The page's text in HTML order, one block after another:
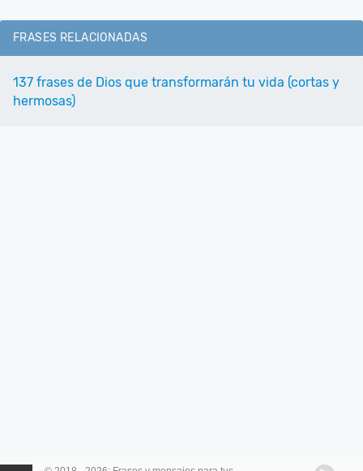
FRASES RELACIONADAS
137 frases de Dios que transformarán tu vida (cortas y
hermosas)